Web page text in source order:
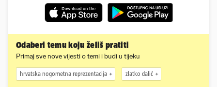
Odaberi temu koju želiš pratiti
Primaj sve nove vijesti o temi i budi u tijeku
hrvatska nogometna reprezentacija zlatko dalić